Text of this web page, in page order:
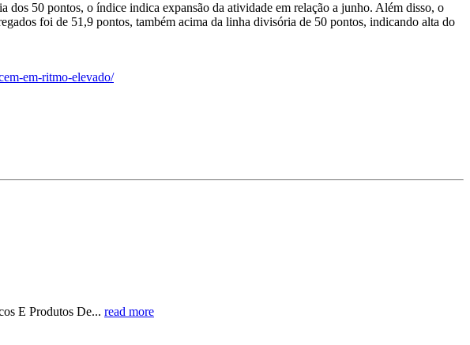
50 pontos, o índice indica expansão da atividade em relação a junho. Além disso, o
foi de 51,9 pontos, também acima da linha divisória de 50 pontos, indicando alta do
em-ritmo-elevado/
E Produtos De... read more